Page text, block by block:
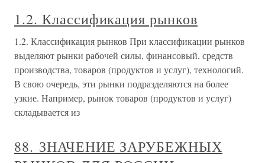
1.2. Классификация рынков
1.2. Классификация рынков При классификации рынков
выделяют рынки рабочей силы, финансовый, средств
производства, товаров (продуктов и услуг), технологий.
В свою очередь, эти рынки подразделяются на более
узкие. Например, рынок товаров (продуктов и услуг)
складывается из
88. ЗНАЧЕНИЕ ЗАРУБЕЖНЫХ